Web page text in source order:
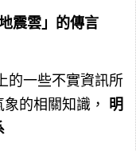
震雲」的傳言
的一些不實資訊所
的相關知識， 明